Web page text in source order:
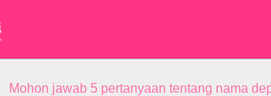
Mohon jawab 5 pertanyaan tentang nama